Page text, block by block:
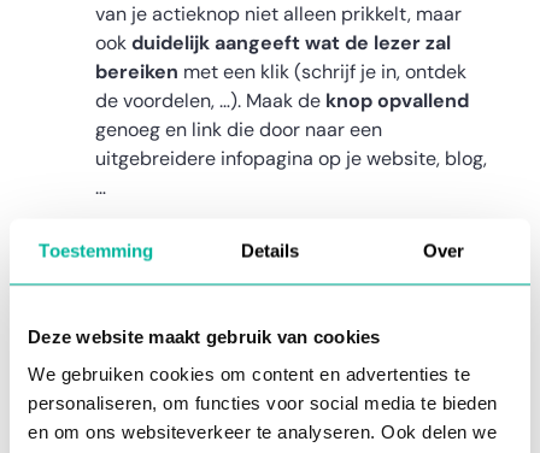
Toestemming Details Over
Deze website maakt gebruik van cookies
We gebruiken cookies om content en advertenties te
personaliseren, om functies voor social media te bieden
en om ons websiteverkeer te analyseren. Ook delen we
van je actieknop niet alleen prikkelt, maar
ookduidelijk aangeeft wat de lezer zal
bereiken met een klik (schrijf je in, ontdek
de voordelen, …). Maak de knop opvallend
genoeg en link die door naar een
uitgebreidere infopagina op je website, blog,
…
Don’t:
identiteit.
Overdrijven met afbeeldingen
waardoor de nieuwsbrief druk en
onoverzichtelijk wordt.
Do:Ga voor eenherkenbare lay-outin lijn